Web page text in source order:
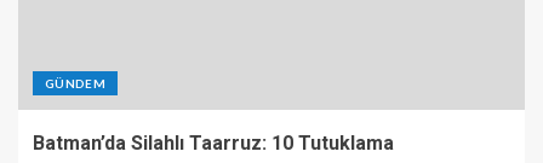
GÜNDEM
Batman’da Silahlı Taarruz: 10 Tutuklama